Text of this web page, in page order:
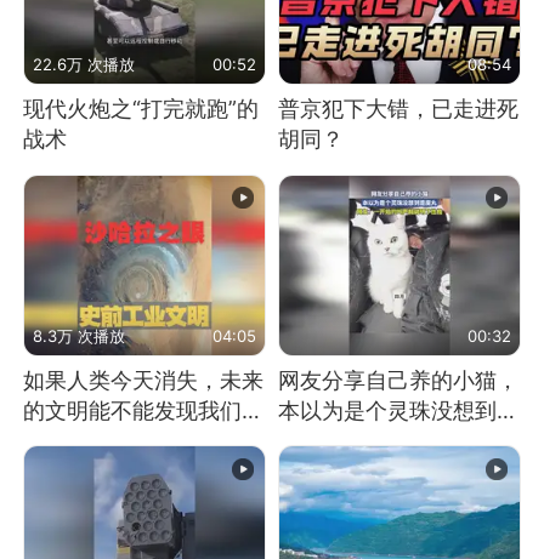
22.6万 次播放 00:52
现代火炮之“打完就跑”的
战术
08:54
普京犯下大错，已走进死
胡同？
8.3万 次播放 04:05
如果人类今天消失，未来
的文明能不能发现我们存
在过？
00:32
网友分享自己养的小猫，
本以为是个灵珠没想到是
魔丸